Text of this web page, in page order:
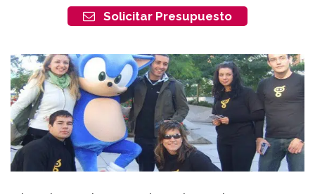
Solicitar Presupuesto